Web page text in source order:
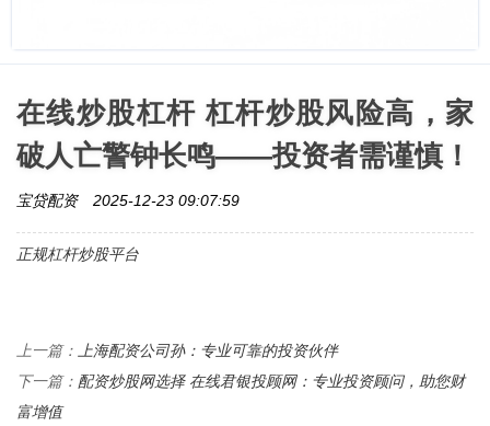
在线炒股杠杆 杠杆炒股风险高，家
破人亡警钟长鸣——投资者需谨慎！
宝贷配资 2025-12-23 09:07:59
正规杠杆炒股平台
上一篇： 上海配资公司孙：专业可靠的投资伙伴
下一篇： 配资炒股网选择 在线君银投顾网：专业投资顾问，助您财
富增值